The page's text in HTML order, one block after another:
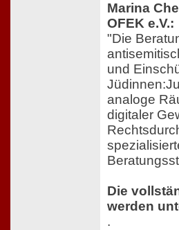
Marina
OFEK e.V.:
"Die
und
analoge
digitaler
Die
werden
.